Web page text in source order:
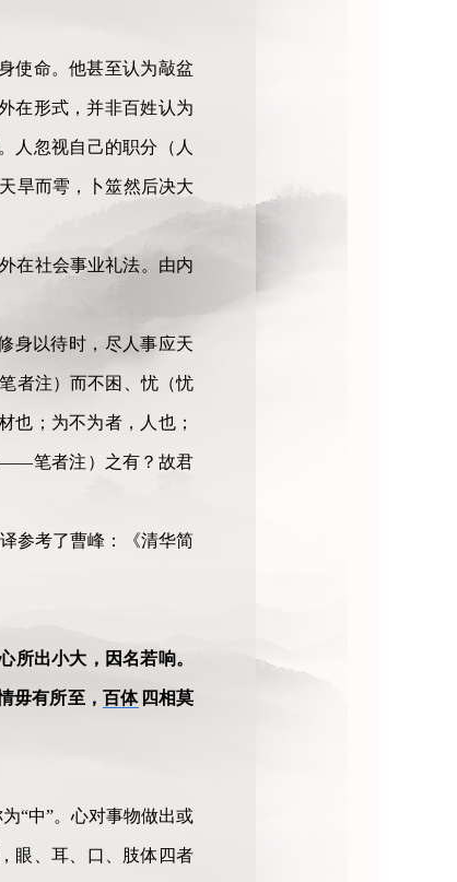
使命。他甚至认为敲盆
在形式，并非百姓认为
人忽视自己的职分（人
旱而雩，卜筮然后决大
在社会事业礼法。由内
身以待时，尽人事应天
者注）而不困、忧（忧
；为不为者，人也；
——笔者注）之有？故君
参考了曹峰：《清华简
所出小大，因名若响。
毋有所至， 百体 四相莫
“中”。心对事物做出或
眼、耳、口、肢体四者